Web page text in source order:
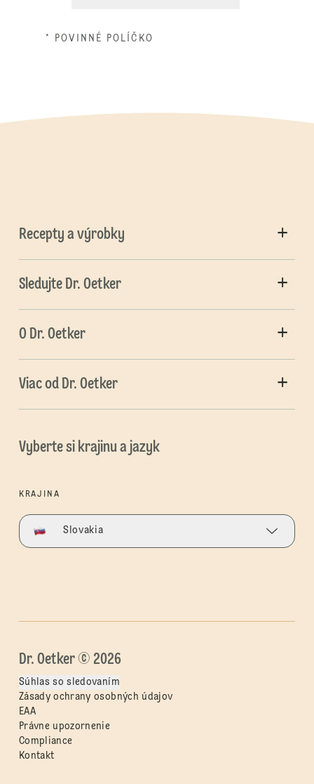
* POVINNÉ POLÍČKO
Recepty a výrobky
Sledujte Dr. Oetker
O Dr. Oetker
Viac od Dr. Oetker
Vyberte si krajinu a jazyk
KRAJINA
Slovakia
Dr. Oetker © 2026
Súhlas so sledovaním
Zásady ochrany osobných údajov
EAA
Právne upozornenie
Compliance
Kontakt